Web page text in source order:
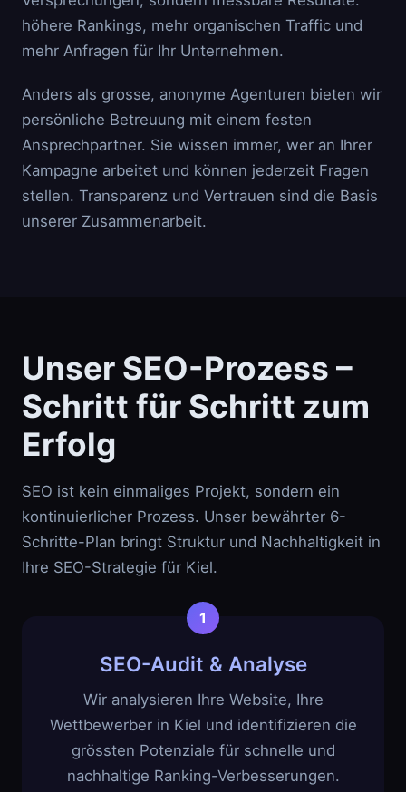
höhere Rankings, mehr organischen Traffic und
mehr Anfragen für Ihr Unternehmen.
Anders als grosse, anonyme Agenturen bieten wir
persönliche Betreuung mit einem festen
Ansprechpartner. Sie wissen immer, wer an Ihrer
Kampagne arbeitet und können jederzeit Fragen
stellen. Transparenz und Vertrauen sind die Basis
unserer Zusammenarbeit.
Unser SEO-Prozess –
Schritt für Schritt zum
Erfolg
SEO ist kein einmaliges Projekt, sondern ein
kontinuierlicher Prozess. Unser bewährter 6-
Schritte-Plan bringt Struktur und Nachhaltigkeit in
Ihre SEO-Strategie für Kiel.
SEO-Audit & Analyse
Wir analysieren Ihre Website, Ihre
Wettbewerber in Kiel und identifizieren die
grössten Potenziale für schnelle und
nachhaltige Ranking-Verbesserungen.